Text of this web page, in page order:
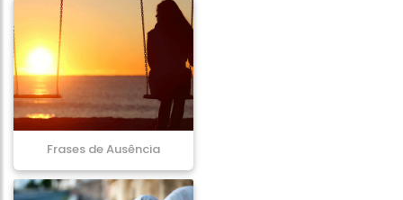
Frases de Ausência